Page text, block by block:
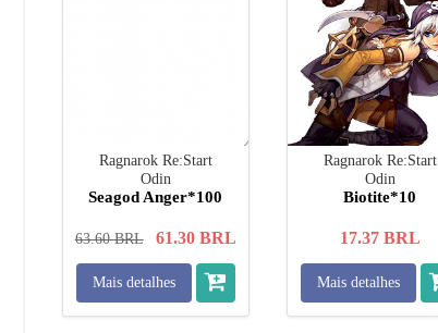
Ragnarok Re:Start
Odin
Seagod Anger*100
63.60 BRL 61.30 BRL
Mais detalhes
Ragnarok Re:Start
Odin
Biotite*10
17.37 BRL
Mais detalhes